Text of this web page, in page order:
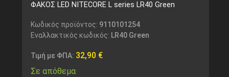
ΦΑΚΟΣ LED NITECORE L series LR40 Green
Κωδικός προϊόντος: 9110101254
Εναλλακτικός κωδικός: LR40 Green
Τιμή με ΦΠΑ: 32,90 €
Σε απόθεμα